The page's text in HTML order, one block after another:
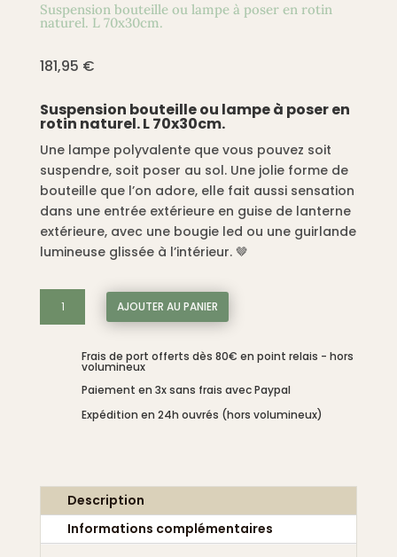
Suspension bouteille ou lampe à poser en rotin
naturel. L 70x30cm.
181,95 €
Suspension bouteille ou lampe à poser en
rotin naturel. L 70x30cm.
Une lampe polyvalente que vous pouvez soit
suspendre, soit poser au sol. Une jolie forme de
bouteille que l’on adore, elle fait aussi sensation
dans une entrée extérieure en guise de lanterne
extérieure, avec une bougie led ou une guirlande
lumineuse glissée à l’intérieur. 🤎
quantité
bouteille
naturel.
70x30cm.
AJOUTER AU PANIER
Frais de port offerts dès 80€ en point relais - hors
volumineux
Paiement en 3x sans frais avec Paypal
Expédition en 24h ouvrés (hors volumineux)
Description
Informations complémentaires